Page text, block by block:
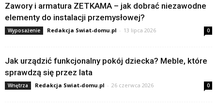
Zawory i armatura ZETKAMA – jak dobrać niezawodne
elementy do instalacji przemysłowej?
Wyposażenie Redakcja Swiat-domu.pl - 13 lipca 2026 0
Jak urządzić funkcjonalny pokój dziecka? Meble, które
sprawdzą się przez lata
Wnętrza Redakcja Swiat-domu.pl - 26 czerwca 2026 0